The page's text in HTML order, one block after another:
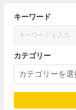
キーワード
カテゴリー